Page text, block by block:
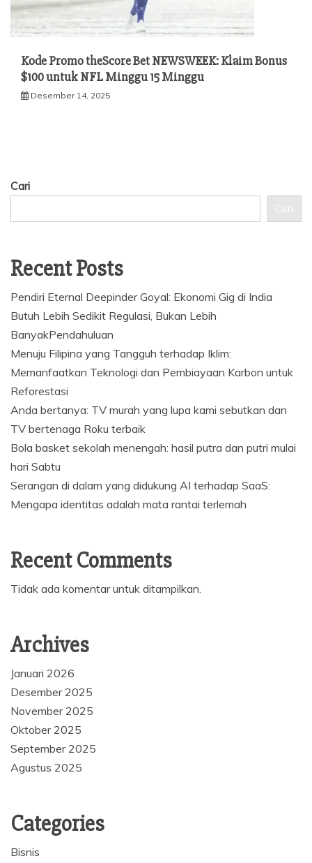
Kode Promo theScore Bet NEWSWEEK: Klaim Bonus
$100 untuk NFL Minggu 15 Minggu
Desember 14, 2025
Cari
Cari
Recent Posts
Pendiri Eternal Deepinder Goyal: Ekonomi Gig di India
Butuh Lebih Sedikit Regulasi, Bukan Lebih
BanyakPendahuluan
Menuju Filipina yang Tangguh terhadap Iklim:
Memanfaatkan Teknologi dan Pembiayaan Karbon untuk
Reforestasi
Anda bertanya: TV murah yang lupa kami sebutkan dan
TV bertenaga Roku terbaik
Bola basket sekolah menengah: hasil putra dan putri mulai
hari Sabtu
Serangan di dalam yang didukung AI terhadap SaaS:
Mengapa identitas adalah mata rantai terlemah
Recent Comments
Tidak ada komentar untuk ditampilkan.
Archives
Januari 2026
Desember 2025
November 2025
Oktober 2025
September 2025
Agustus 2025
Categories
Bisnis